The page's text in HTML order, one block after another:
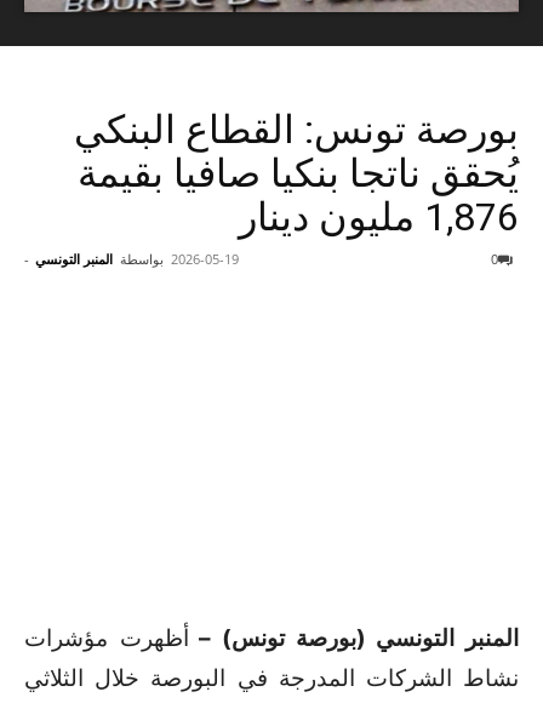
بورصة تونس: القطاع البنكي
يُحقق ناتجا بنكيا صافيا بقيمة
1,876 مليون دينار
بواسطة المنبر التونسي - 2026-05-19 0
المنبر التونسي (بورصة تونس) – أظهرت مؤشرات
نشاط الشركات المدرجة في البورصة خلال الثلاثي